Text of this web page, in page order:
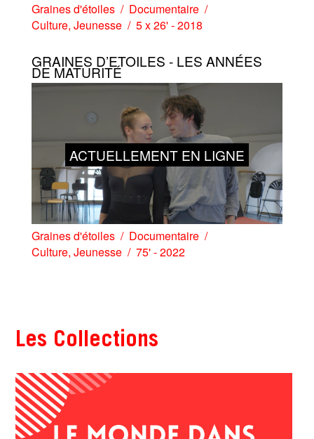
Graines d'étoiles
Documentaire
Culture, Jeunesse 5 x 26' - 2018
GRAINES D’ETOILES - LES ANNÉES
DE MATURITÉ
ACTUELLEMENT EN LIGNE
Graines d'étoiles
Documentaire
Culture, Jeunesse 75' - 2022
Les Collections